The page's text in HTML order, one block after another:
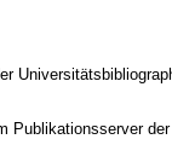
Publikationsserver